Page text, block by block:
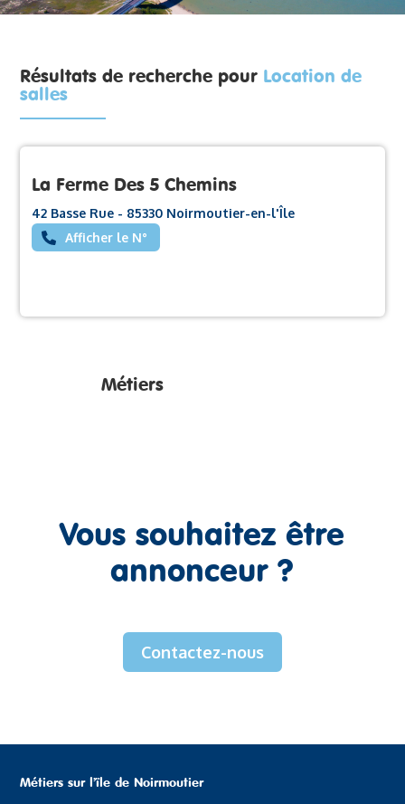
Résultats de recherche pour Location de
salles
La Ferme Des 5 Chemins
42 Basse Rue - 85330 Noirmoutier-en-l'Île
Afficher le N°
Métiers
Vous souhaitez être
annonceur ?
Contactez-nous
Métiers sur l’ïle de Noirmoutier